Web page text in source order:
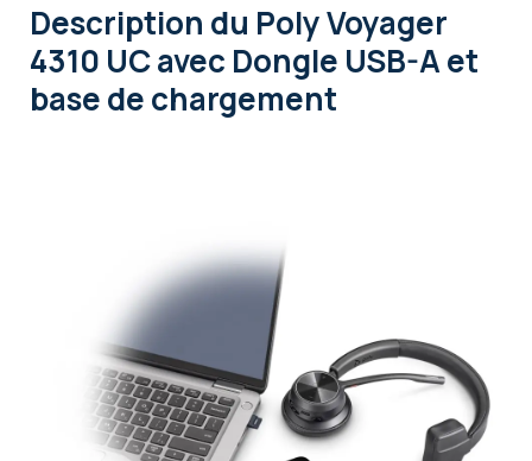
Description du Poly Voyager
4310 UC avec Dongle USB-A et
base de chargement